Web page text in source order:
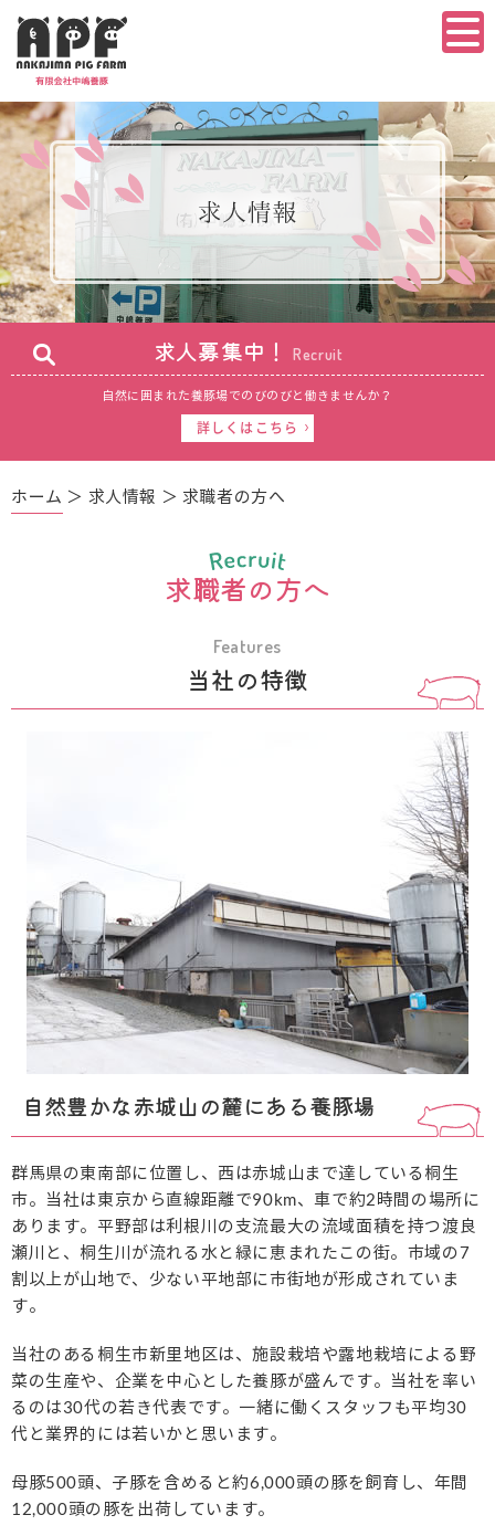
求人募集中！ Recruit
自然に囲まれた養豚場でのびのびと働きませんか？
詳しくはこちら
ホーム ＞ 求人情報 ＞ 求職者の方へ
求職者の方へ
Features
当社の特徴
自然豊かな赤城山の麓にある養豚場
群馬県の東南部に位置し、西は赤城山まで達している桐生
市。 当社は東京から直線距離で90km、車で約2時間の場所に
あります。平野部は利根川の支流最大の流域面積を持つ渡良
瀬川と、桐生川が流れる水と緑に恵まれたこの街。市域の7
割以上が山地で、少ない平地部に市街地が形成されていま
す。
当社のある桐生市新里地区は、施設栽培や露地栽培による野
菜の生産や、企業を中心とした養豚が盛んです。当社を率い
るのは30代の若き代表です。一緒に働くスタッフも平均30
代と業界的には若いかと思います。
母豚500頭、子豚を含めると約6,000頭の豚を飼育し、年間
12,000頭の豚を出荷しています。